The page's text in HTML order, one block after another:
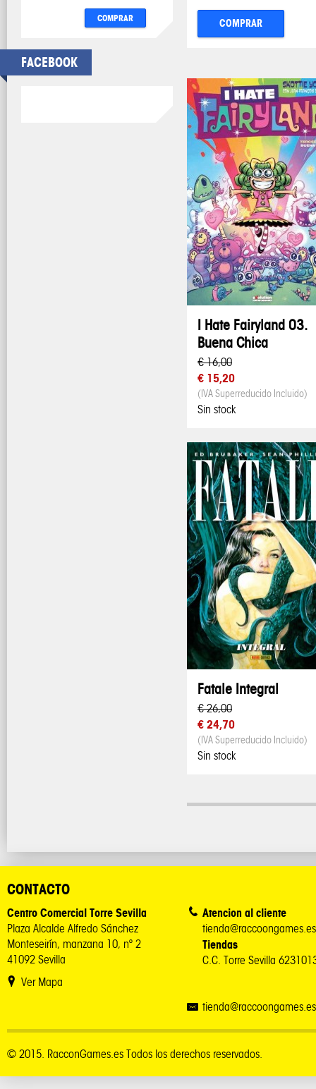
COMPRAR
FACEBOOK
COMPRAR
I Hate Fairyland 03.
Buena Chica
€ 16,00
€ 15,20
(IVA Superreducido Incluido)
Sin stock
Fatale Integral
€ 26,00
€ 24,70
(IVA Superreducido Incluido)
Sin stock
CONTACTO
Centro Comercial Torre Sevilla
Plaza Alcalde Alfredo Sánchez
Monteseirín, manzana 10, nº 2
41092 Sevilla
Ver Mapa
Atencion al cliente
tienda@raccoongames.es
Tiendas
C.C. Torre Sevilla
tienda@raccoongames.es
© 2015. RacconGames.es Todos los derechos reservados.